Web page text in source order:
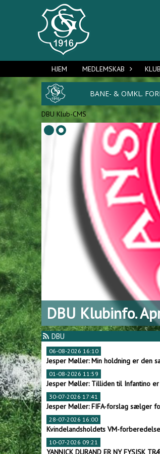
HJEM MEDLEMSKAB
DBU Klub-CMS
DBU Klubinfo.
DBU
06-08-2026 16:10
Jesper Møller: Min holdning er den
01-08-2026 11:59
Jesper Møller: Tilliden til Infantino
30-07-2026 17:41
Jesper Møller: FIFA-forslag sælger
28-07-2026 16:00
Kvindelandsholdets VM-
10-07-2026 09:21